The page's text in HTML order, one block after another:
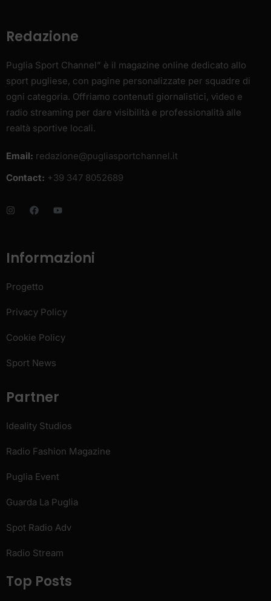
Redazione
Puglia Sport Channel” è il magazine online dedicato allo
sport pugliese, con pagine personalizzate per squadre di
ogni categoria. Offriamo contenuti giornalistici, video e
radio streaming per dare visibilità e professionalità alle
realtà sportive locali.
Email: redazione@pugliasportchannel.it
Contact: +39 347 8052689
Informazioni
Progetto
Privacy Policy
Cookie Policy
Sport News
Partner
Ideality Studios
Radio Fashion Magazine
Puglia Event
Guarda La Puglia
Spot Radio Adv
Radio Stream
Top Posts